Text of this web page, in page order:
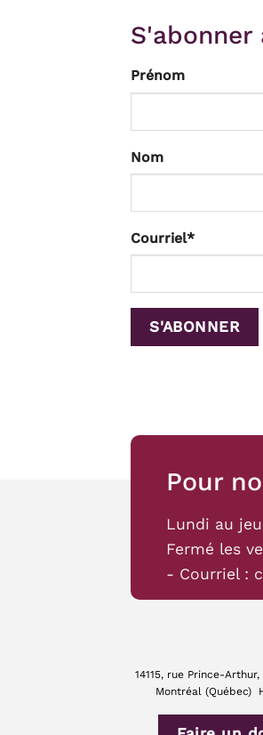
Prénom
Nom
Courriel*
Pour
Lundi au
Fermé les
- Courriel :
14115, rue Prince-Arthur,
Montréal (Québec)